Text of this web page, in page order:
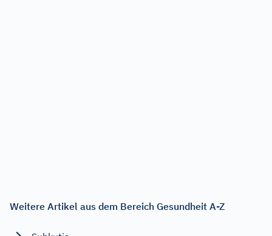
Weitere Artikel aus dem Bereich Gesundheit A-Z